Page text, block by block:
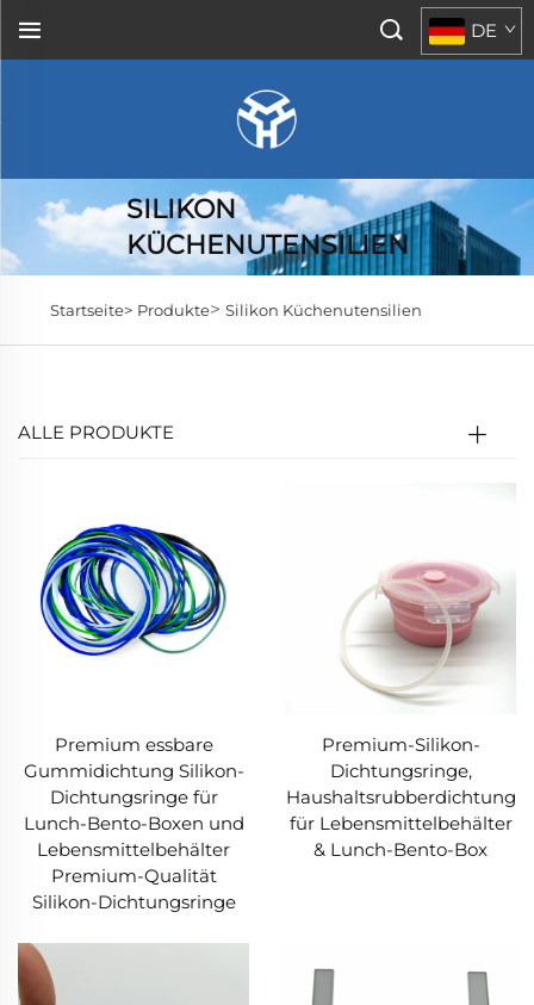
DE
SILIKON
KÜCHENUTENSILIEN
Startseite> Produkte> Silikon Küchenutensilien
ALLE PRODUKTE
Premium essbare
Gummidichtung Silikon-
Dichtungsringe für
Lunch-Bento-Boxen und
Lebensmittelbehälter
Premium-Qualität
Silikon-Dichtungsringe
Premium-Silikon-
Dichtungsringe,
Haushaltsrubberdichtung
für Lebensmittelbehälter
& Lunch-Bento-Box